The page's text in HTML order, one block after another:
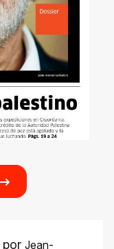
por Jean-